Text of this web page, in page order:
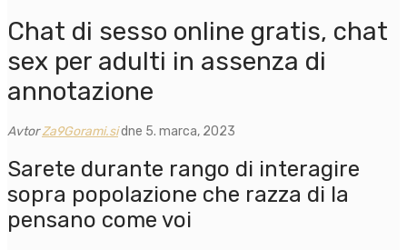
Chat di sesso online gratis, chat
sex per adulti in assenza di
annotazione
AvtorZa9Gorami.sidne 5. marca, 2023
Sarete durante rango di interagire
sopra popolazione che razza di la
pensano come voi